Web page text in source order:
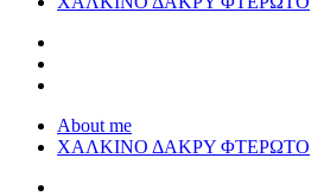
About me
ΧΑΛΚΙΝΟ ΔΑΚΡΥ ΦΤΕΡΩΤΟ